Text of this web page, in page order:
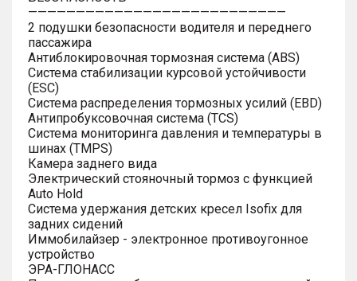
———————————————————————————
2 подушки безопасности водителя и переднего
пассажира
Антиблокировочная тормозная система (ABS)
Система стабилизации курсовой устойчивости
(ESC)
Система распределения тормозных усилий (EBD)
Антипробуксовочная система (TCS)
Система мониторинга давления и температуры в
шинах (TMPS)
Камера заднего вида
Электрический стояночный тормоз с функцией
Auto Hold
Система удержания детских кресел Isofix для
задних сидений
Иммобилайзер - электронное противоугонное
устройство
ЭРА-ГЛОНАСС